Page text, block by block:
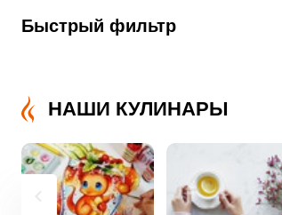
Быстрый фильтр
НАШИ КУЛИНАРЫ